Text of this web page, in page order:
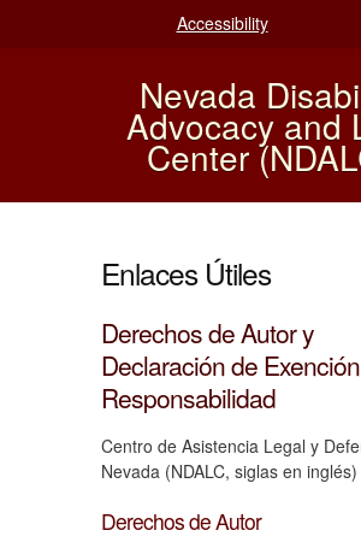
Accessibility
Nevada
Advocacy and
Center
Enlaces Útiles
Derechos de Autor y
Declaración de
Responsabilidad
Centro de Asistencia Legal y
Nevada (NDALC, siglas en inglés)
Derechos de Autor